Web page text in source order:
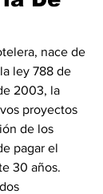
nace de
ley 788 de
2003, la
proyectos
de los
pagar el
30 años.